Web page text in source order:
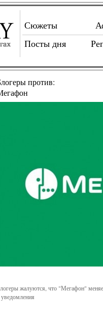
Сюжеты
Посты дня
против:
жалуются, что "Мегафон"